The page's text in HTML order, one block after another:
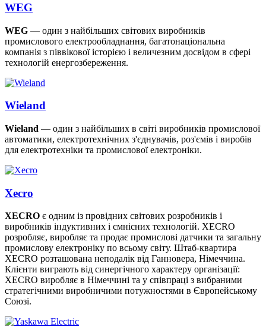
WEG
WEG — один з найбільших світових виробників
промислового електрообладнання, багатонаціональна
компанія з піввікової історією і величезним досвідом в сфері
технологій енергозбереження.
Wieland
Wieland — один з найбільших в світі виробників промислової
автоматики, електротехнічних з'єднувачів, роз'ємів і виробів
для електротехніки та промислової електроніки.
Xecro
XECRO є одним із провідних світових розробників і
виробників індуктивних і ємнісних технологій. XECRO
розробляє, виробляє та продає промислові датчики та загальну
промислову електроніку по всьому світу. Штаб-квартира
XECRO розташована неподалік від Ганновера, Німеччина.
Клієнти виграють від синергічного характеру організації:
XECRO виробляє в Німеччині та у співпраці з вибраними
стратегічними виробничими потужностями в Європейському
Союзі.